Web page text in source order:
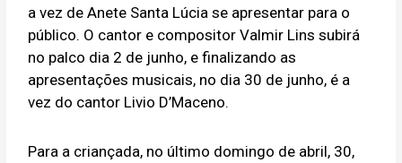
a vez de Anete Santa Lúcia se apresentar para o
público. O cantor e compositor Valmir Lins subirá
no palco dia 2 de junho, e finalizando as
apresentações musicais, no dia 30 de junho, é a
vez do cantor Livio D’Maceno.
Para a criançada, no último domingo de abril, 30,